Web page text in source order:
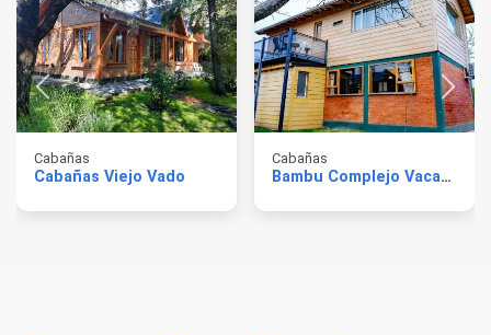
Cabañas
Cabañas Viejo Vado
Cabañas
Bambu Complejo Vacacional